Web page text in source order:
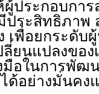
ผู้ประกอบกา
ประสิทธิภาพ
เพื่อยกระดับ
ลี่ยนแปลงขอ
มือในการพัฒ
ด้อย่างมั่นคง